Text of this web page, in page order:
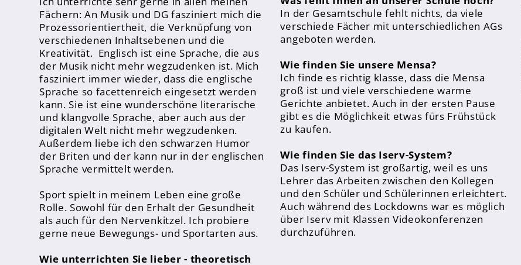
Termine
News
Schülerzeitung
Ausgabe 1 - Sommer 2022
Ausgabe 2 - Winter 2022
Ausgabe 3 - Winter 2024
Fächern: An Musik und DG fasziniert mich die
Prozessorientiertheit, die Verknüpfung von
verschiedenen Inhaltsebenen und die
Kreativität. Englisch ist eine Sprache, die aus
der Musik nicht mehr wegzudenken ist. Mich
fasziniert immer wieder, dass die englische
Sprache so facettenreich eingesetzt werden
kann. Sie ist eine wunderschöne literarische
und klangvolle Sprache, aber auch aus der
digitalen Welt nicht mehr wegzudenken.
Außerdem liebe ich den schwarzen Humor
der Briten und der kann nur in der englischen
Sprache vermittelt werden.
Sport spielt in meinem Leben eine große
Rolle. Sowohl für den Erhalt der Gesundheit
als auch für den Nervenkitzel. Ich probiere
gerne neue Bewegungs- und Sportarten aus.
Wie unterrichten Sie lieber - theoretisch
In der Gesamtschule fehlt nichts, da viele
verschiede Fächer mit unterschiedlichen AGs
angeboten werden.
Wie finden Sie unsere Mensa?
Ich finde es richtig klasse, dass die Mensa
groß ist und viele verschiedene warme
Gerichte anbietet. Auch in der ersten Pause
gibt es die Möglichkeit etwas fürs Frühstück
zu kaufen.
Wie finden Sie das Iserv-System?
Das Iserv-System ist großartig, weil es uns
Lehrer das Arbeiten zwischen den Kollegen
und den Schüler und Schülerinnen erleichtert.
Auch während des Lockdowns war es möglich
über Iserv mit Klassen Videokonferenzen
durchzuführen.